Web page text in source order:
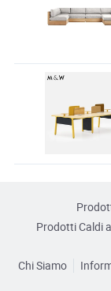
Prodotti Caldi
Chi Siamo